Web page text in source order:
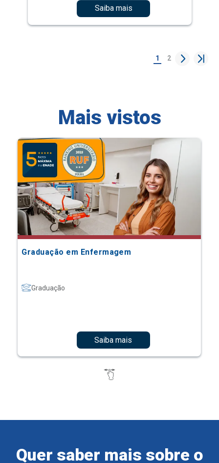
Saiba mais
1 2
Mais vistos
Graduação em Enfermagem
Graduação
Saiba mais
Quer saber mais sobre o